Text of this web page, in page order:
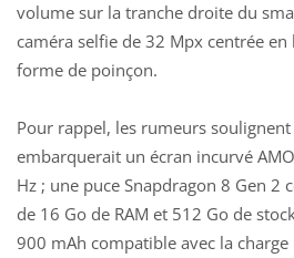
volume sur la tranche droite du
caméra selfie de 32 Mpx centrée en
forme de poinçon.
Pour rappel, les rumeurs
embarquerait un écran incurvé
Hz ; une puce Snapdragon 8 Gen 2
de 16 Go de RAM et 512 Go de
900 mAh compatible avec la